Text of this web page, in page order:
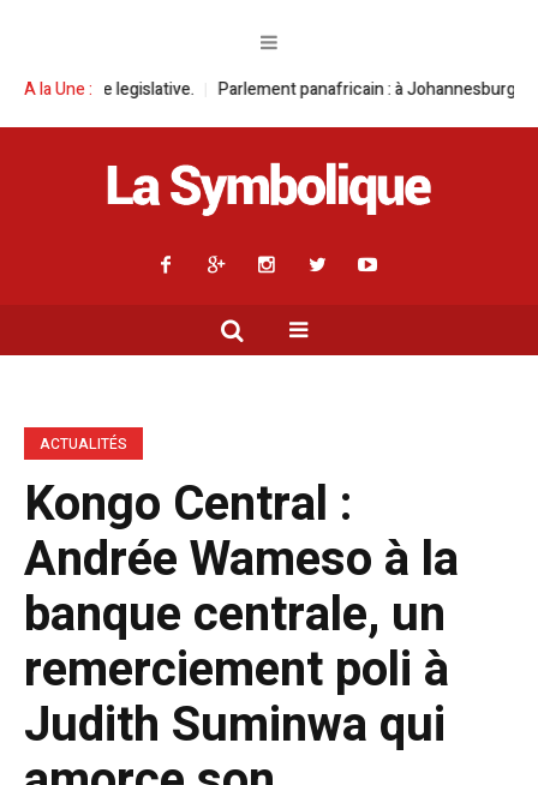
A la Une :
Parlement panafricain : à Johannesburg, Aimé Boji Sangara
ACTUALITÉS
Kongo Central :
Andrée Wameso à la
banque centrale, un
remerciement poli à
Judith Suminwa qui